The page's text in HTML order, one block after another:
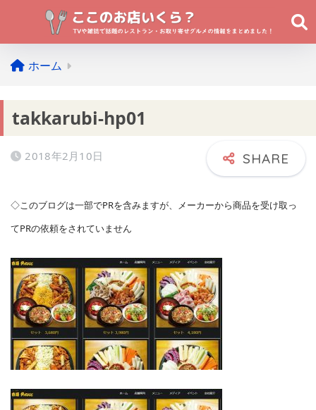
ホーム
takkarubi-hp01
2018年2月10日
◇このブログは一部でPRを含みますが、メーカーから商品を受け取っ
てPRの依頼をされていません